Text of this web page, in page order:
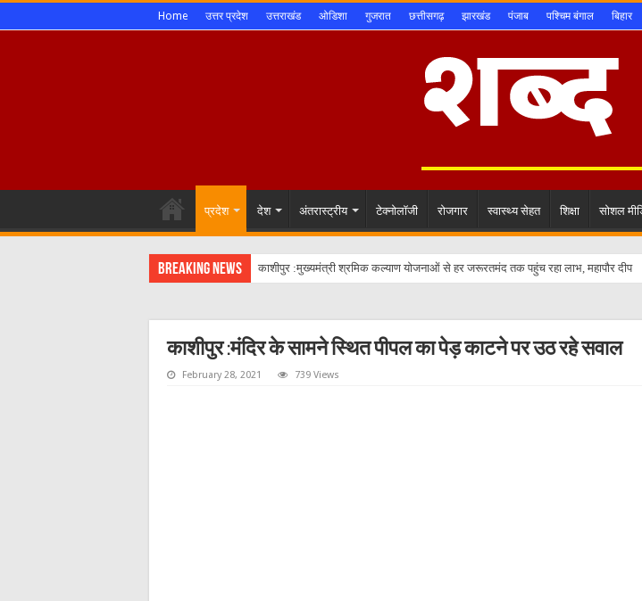
Home उत्तर प्रदेश उत्तराखंड ओडिशा गुजरात छत्तीसगढ़ झारखंड पंजाब पश्चिम बंगाल बिहार
प्रदेश देश अंतरास्ट्रीय टेक्नोलॉजी रोजगार स्वास्थ्य सेहत शिक्षा सोशल
Breaking News
काशीपुर :मंदिर के सामने स्थित पीपल का पेड़ काटने पर उठ रहे सवाल
February 28, 2021 739 Views